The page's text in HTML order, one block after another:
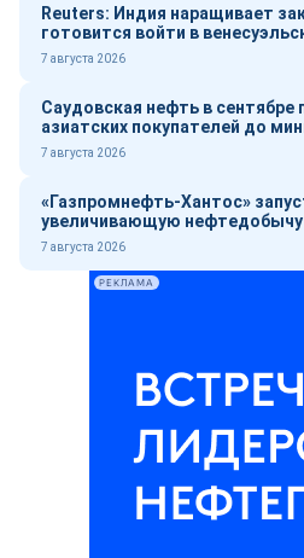
Reuters: Индия наращивает
готовится войти в
7 августа 2026
Саудовская нефть в
азиатских покупателей до
7 августа 2026
«Газпромнефть-Хантос»
увеличивающую нефтедобычу
7 августа 2026
РЕКЛАМА